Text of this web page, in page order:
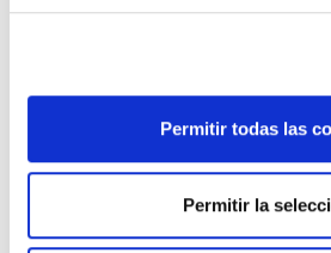
Permitir todas las
Permitir la
Seguimos avanzando
negocio más sostenible